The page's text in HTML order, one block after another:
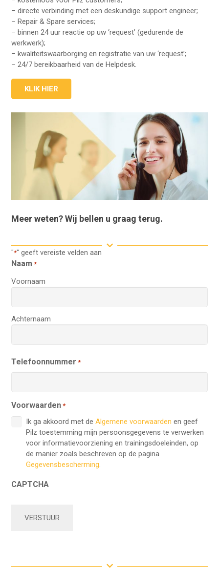
– directe verbinding met een deskundige support engineer;
– Repair & Spare services;
– binnen 24 uur reactie op uw ‘request’ (gedurende de
werkwerk);
– kwaliteitswaarborging en registratie van uw ‘request’;
– 24/7 bereikbaarheid van de Helpdesk.
KLIK HIER
Meer weten? Wij bellen u graag terug.
"*" geeft vereiste velden aan
Naam *
Voornaam
Achternaam
Telefoonnummer *
Voorwaarden *
Ik ga akkoord met de Algemene voorwaarden en geef
Pilz toestemming mijn persoonsgegevens te verwerken
voor informatievoorziening en trainingsdoeleinden, op
de manier zoals beschreven op de pagina
Gegevensbescherming.
CAPTCHA